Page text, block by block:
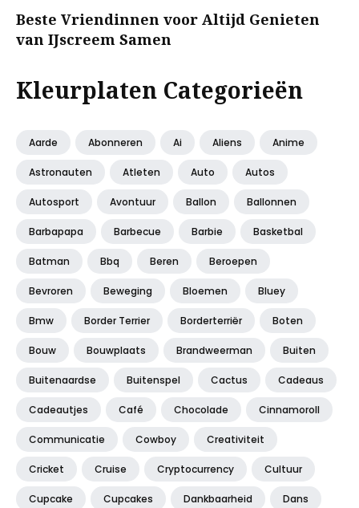
Beste Vriendinnen voor Altijd Genieten
van IJscreem Samen
Kleurplaten Categorieën
Aarde Abonneren Ai Aliens Anime
Astronauten Atleten Auto Autos
Autosport Avontuur Ballon Ballonnen
Barbapapa Barbecue Barbie Basketbal
Batman Bbq Beren Beroepen
Bevroren Beweging Bloemen Bluey
Bmw Border Terrier Borderterriër Boten
Bouw Bouwplaats Brandweerman Buiten
Buitenaardse Buitenspel Cactus Cadeaus
Cadeautjes Café Chocolade Cinnamoroll
Communicatie Cowboy Creativiteit
Cricket Cruise Cryptocurrency Cultuur
Cupcake Cupcakes Dankbaarheid Dans